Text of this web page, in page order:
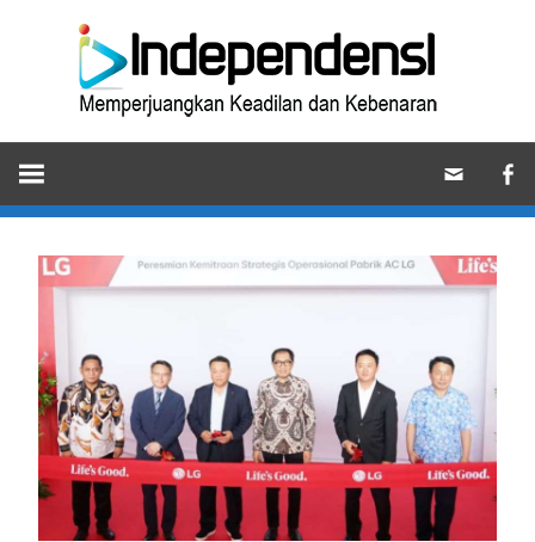
Memperjuangkan
Keadilan
dan
Kebenaran